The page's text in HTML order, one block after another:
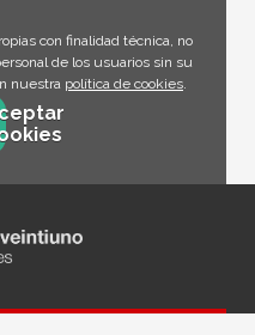
con finalidad técnica, no
de los usuarios sin su
nuestra política de cookies.